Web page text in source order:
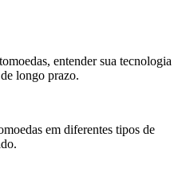
entender sua tecnologia
longo prazo.
em diferentes tipos de